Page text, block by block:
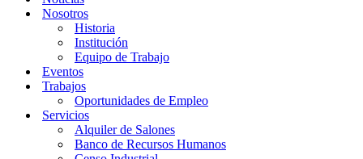
Nosotros
Historia
Institución
Equipo de Trabajo
Eventos
Trabajos
Oportunidades de Empleo
Servicios
Alquiler de Salones
Banco de Recursos Humanos